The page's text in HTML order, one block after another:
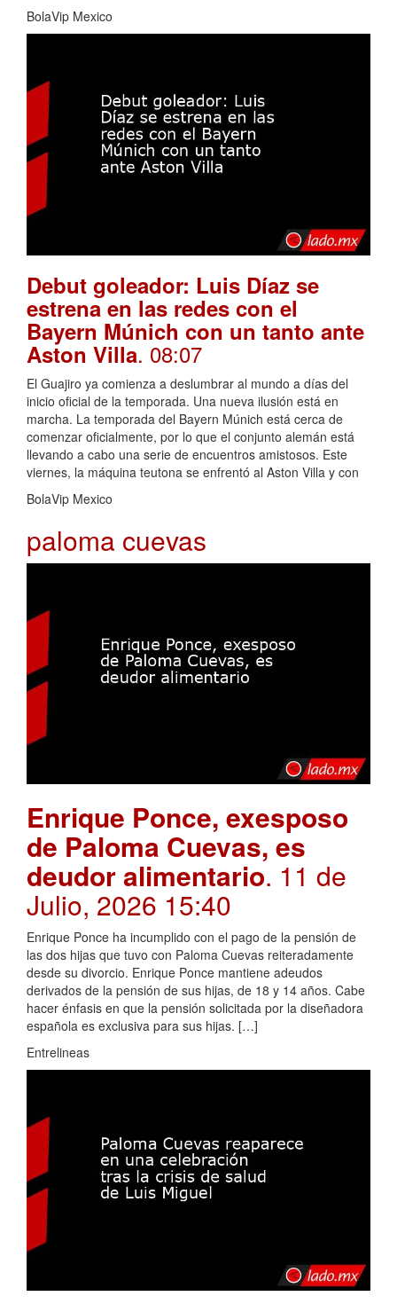
BolaVip Mexico
Debut goleador: Luis Díaz se
estrena en las redes con el
Bayern Múnich con un tanto ante
Aston Villa. 08:07
El Guajiro ya comienza a deslumbrar al mundo a días del
inicio oficial de la temporada. Una nueva ilusión está en
marcha. La temporada del Bayern Múnich está cerca de
comenzar oficialmente, por lo que el conjunto alemán está
llevando a cabo una serie de encuentros amistosos. Este
viernes, la máquina teutona se enfrentó al Aston Villa y con
BolaVip Mexico
paloma cuevas
Enrique Ponce, exesposo
de Paloma Cuevas, es
deudor alimentario. 11 de
Julio, 2026 15:40
Enrique Ponce ha incumplido con el pago de la pensión de
las dos hijas que tuvo con Paloma Cuevas reiteradamente
desde su divorcio. Enrique Ponce mantiene adeudos
derivados de la pensión de sus hijas, de 18 y 14 años. Cabe
hacer énfasis en que la pensión solicitada por la diseñadora
española es exclusiva para sus hijas. […]
Entrelineas